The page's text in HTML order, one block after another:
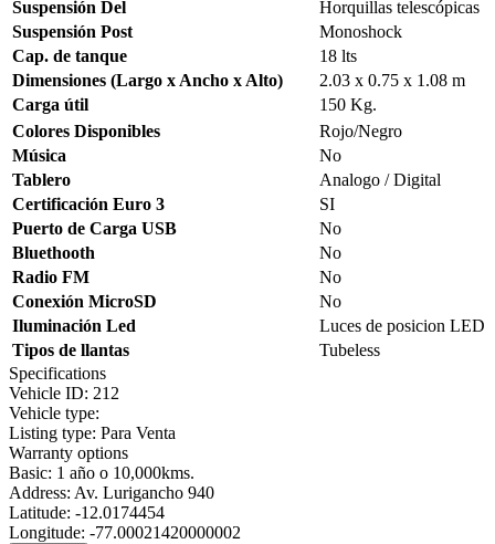
Suspensión Del
Horquillas telescópicas
Suspensión Post
Monoshock
Cap. de tanque
18 lts
Dimensiones (Largo x Ancho x Alto)
2.03 x 0.75 x 1.08 m
Carga útil
150 Kg.
Colores Disponibles
Rojo/Negro
Música
No
Tablero
Analogo / Digital
Certificación Euro 3
SI
Puerto de Carga USB
No
Bluethooth
No
Radio FM
No
Conexión MicroSD
No
Iluminación Led
Luces de posicion LED
Tipos de llantas
Tubeless
Specifications
Vehicle ID: 212
Vehicle type:
Listing type: Para Venta
Warranty options
Basic: 1 año o 10,000kms.
Address: Av. Lurigancho 940
Latitude: -12.0174454
Longitude: -77.00021420000002